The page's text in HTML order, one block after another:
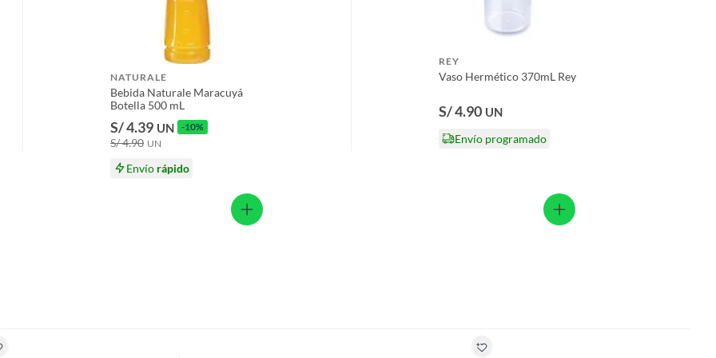
productos para asfalto.
tecnología, línea blanca, colchones, muebles, bicicletas y
alimenticios, vitaminas.
con señales de uso, sin empaques, etiquetas o sellos.
NATURALE
Bebida Naturale Maracuyá
Botella 500 mL
S/ 4.39 UN -10%
S/ 4.90 UN
Envío rápido
REY
Vaso Hermético 370mL Rey
S/ 4.90 UN
Envío programado